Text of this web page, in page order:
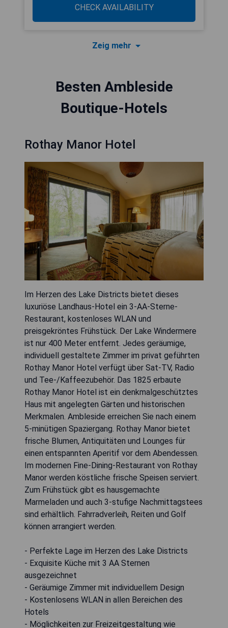
CHECK AVAILABILITY
Zeig mehr
Besten Ambleside
Boutique-Hotels
Rothay Manor Hotel
Im Herzen des Lake Districts bietet dieses
luxuriöse Landhaus-Hotel ein 3-AA-Sterne-
Restaurant, kostenloses WLAN und
preisgekröntes Frühstück. Der Lake Windermere
ist nur 400 Meter entfernt. Jedes geräumige,
individuell gestaltete Zimmer im privat geführten
Rothay Manor Hotel verfügt über Sat-TV, Radio
und Tee-/Kaffeezubehör. Das 1825 erbaute
Rothay Manor Hotel ist ein denkmalgeschütztes
Haus mit angelegten Gärten und historischen
Merkmalen. Ambleside erreichen Sie nach einem
5-minütigen Spaziergang. Rothay Manor bietet
frische Blumen, Antiquitäten und Lounges für
einen entspannten Aperitif vor dem Abendessen.
Im modernen Fine-Dining-Restaurant von Rothay
Manor werden köstliche frische Speisen serviert.
Zum Frühstück gibt es hausgemachte
Marmeladen und auch 3-stufige Nachmittagstees
sind erhältlich. Fahrradverleih, Reiten und Golf
können arrangiert werden.
- Perfekte Lage im Herzen des Lake Districts
- Exquisite Küche mit 3 AA Sternen
ausgezeichnet
- Geräumige Zimmer mit individuellem Design
- Kostenlosens WLAN in allen Bereichen des
Hotels
- Möglichkeiten zur Freizeitgestaltung wie